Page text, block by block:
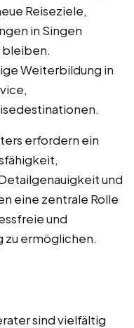
Reiseziele,
in Singen
bleiben.
Weiterbildung in
erfordern ein
und
eine zentrale Rolle
und
zu ermöglichen.
sind vielfältig